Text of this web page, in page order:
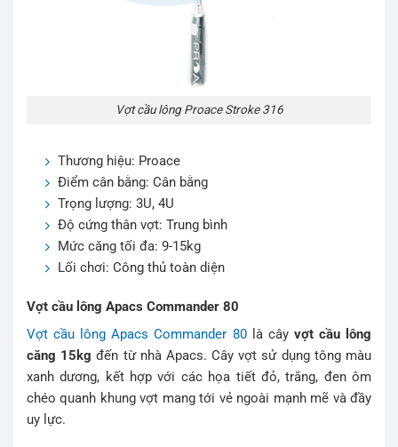
Vợt cầu lông Proace Stroke 316
Thương hiệu: Proace
Điểm cân bằng: Cân bằng
Trọng lượng: 3U, 4U
Độ cứng thân vợt: Trung bình
Mức căng tối đa: 9-15kg
Lối chơi: Công thủ toàn diện
Vợt cầu lông Apacs Commander 80
Vợt cầu lông Apacs Commander 80là câyvợt cầu lông
căng 15kg đến từ nhà Apacs. Cây vợt sử dụng tông màu
xanh dương, kết hợp với các họa tiết đỏ, trắng, đen ôm
chéo quanh khung vợt mang tới vẻ ngoài mạnh mẽ và đầy
uy lực.